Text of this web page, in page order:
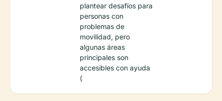
plantear desafíos para
personas con
problemas de
movilidad, pero
algunas áreas
principales son
accesibles con ayuda
(